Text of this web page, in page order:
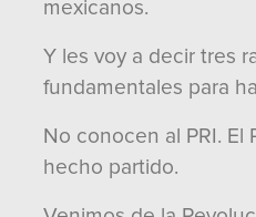
mexicanos.
Y les voy a decir tres
fundamentales para
No conocen al PRI. El
hecho partido.